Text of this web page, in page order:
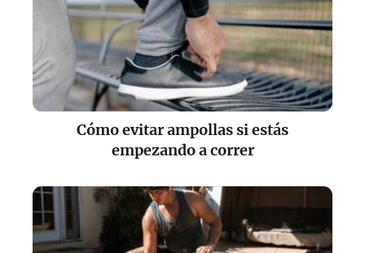
Cómo evitar ampollas si estás
empezando a correr